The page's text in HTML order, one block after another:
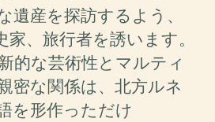
遺産を探訪するよう、
、旅行者を誘います。
的な芸術性とマルティ
密な関係は、北方ルネ
を形作っただけ